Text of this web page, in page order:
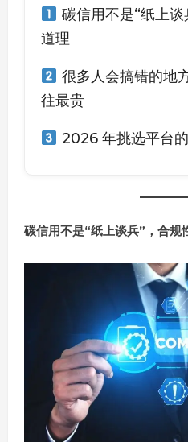
碳信用不是“纸上
道理
很多人会搞错的地
往最贵
2026 年挑选平台
碳信用不是“纸上谈兵”，合规